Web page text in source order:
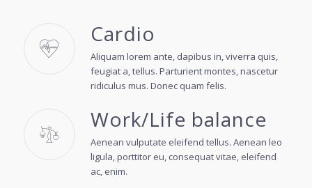
Cardio
Aliquam lorem ante, dapibus in, viverra quis,
feugiat a, tellus. Parturient montes, nascetur
ridiculus mus. Donec quam felis.
Work/Life balance
Aenean vulputate eleifend tellus. Aenean leo
ligula, porttitor eu, consequat vitae, eleifend
ac, enim.